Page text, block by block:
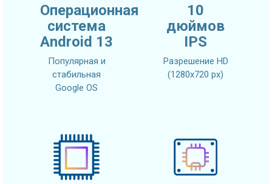
Операционная
система
Android 13
Популярная и
стабильная
Google OS
10
дюймов
IPS
Разрешение HD
(1280х720 px)